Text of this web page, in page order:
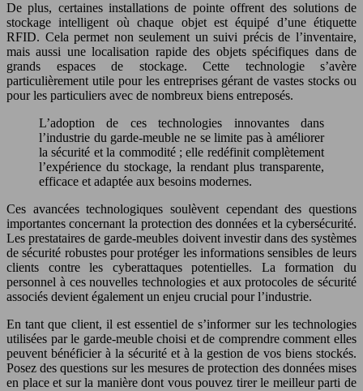
De plus, certaines installations de pointe offrent des solutions de
stockage intelligent où chaque objet est équipé d’une étiquette
RFID. Cela permet non seulement un suivi précis de l’inventaire,
mais aussi une localisation rapide des objets spécifiques dans de
grands espaces de stockage. Cette technologie s’avère
particulièrement utile pour les entreprises gérant de vastes stocks ou
pour les particuliers avec de nombreux biens entreposés.
L’adoption de ces technologies innovantes dans
l’industrie du garde-meuble ne se limite pas à améliorer
la sécurité et la commodité ; elle redéfinit complètement
l’expérience du stockage, la rendant plus transparente,
efficace et adaptée aux besoins modernes.
Ces avancées technologiques soulèvent cependant des questions
importantes concernant la protection des données et la cybersécurité.
Les prestataires de garde-meubles doivent investir dans des systèmes
de sécurité robustes pour protéger les informations sensibles de leurs
clients contre les cyberattaques potentielles. La formation du
personnel à ces nouvelles technologies et aux protocoles de sécurité
associés devient également un enjeu crucial pour l’industrie.
En tant que client, il est essentiel de s’informer sur les technologies
utilisées par le garde-meuble choisi et de comprendre comment elles
peuvent bénéficier à la sécurité et à la gestion de vos biens stockés.
Posez des questions sur les mesures de protection des données mises
en place et sur la manière dont vous pouvez tirer le meilleur parti de